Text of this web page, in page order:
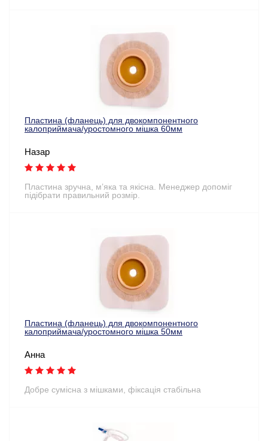
Пластина (фланець) для двокомпонентного
калоприймача/уростомного мішка 60мм
Назар
Пластина зручна, м’яка та якісна. Менеджер допоміг
підібрати правильний розмір.
Пластина (фланець) для двокомпонентного
калоприймача/уростомного мішка 50мм
Анна
Добре сумісна з мішками, фіксація стабільна